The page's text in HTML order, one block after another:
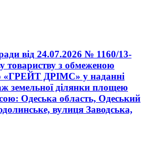
від 24.07.2026 № 1160/13-
товариству з обмеженою
«ГРЕЙТ ДРІМС» у наданні
земельної ділянки площею
Одеська область, Одеський
вулиця Заводська,